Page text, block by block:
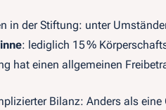
in der Stiftung: unter
: lediglich 15 %
hat einen allgemeinen
Bilanz: Anders als